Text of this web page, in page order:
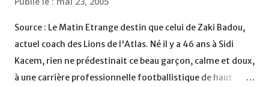
Source : Le Matin Etrange destin que celui de Zaki Badou,
actuel coach des Lions de l'Atlas. Né il y a 46 ans à Sidi
Kacem, rien ne prédestinait ce beau garçon, calme et doux,
à une carrière professionnelle footballistique de haut